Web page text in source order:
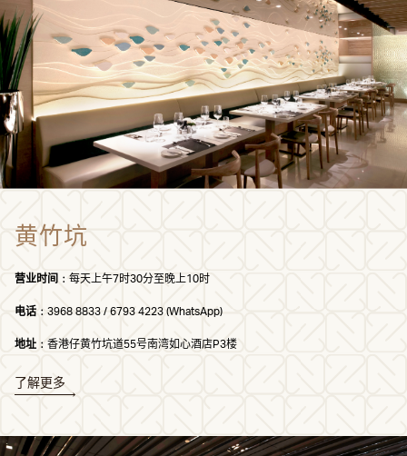
黄竹坑
营业时间﹕ 每天上午7时30分至晚上10时
电话﹕ 3968 8833 / 6793 4223 (WhatsApp)
地址﹕ 香港仔黄竹坑道55号南湾如心酒店P3楼
了解更多